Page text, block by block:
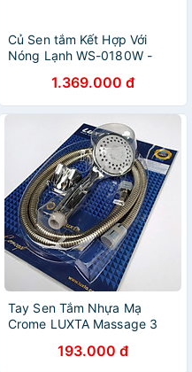
Củ Sen tắm Kết Hợp Với
Nóng Lạnh WS-0180W -
1.369.000 đ
Tay Sen Tắm Nhựa Mạ
Crome LUXTA Massage 3
193.000 đ